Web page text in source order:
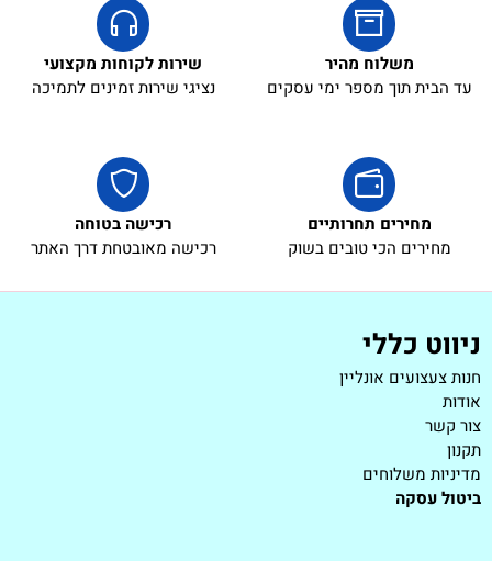
משלוח מהיר
עד הבית תוך מספר ימי עסקים
שירות לקוחות מקצועי
נציגי שירות זמינים לתמיכה
מחירים תחרותיים
מחירים הכי טובים בשוק
רכישה בטוחה
רכישה מאובטחת דרך האתר
ניווט כללי
חנות צעצועים אונליין
אודות
צור קשר
תקנון
מדיניות משלוחים
ביטול עסקה